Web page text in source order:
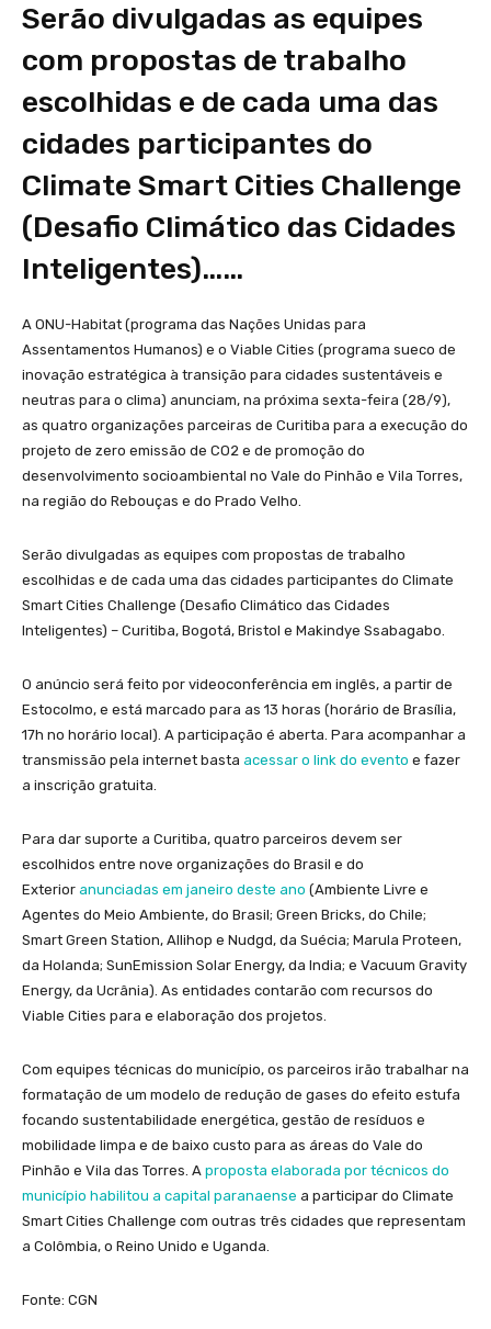
Serão divulgadas as equipes
com propostas de trabalho
escolhidas e de cada uma das
cidades participantes do
Climate Smart Cities Challenge
(Desafio Climático das Cidades
Inteligentes)……
A ONU-Habitat (programa das Nações Unidas para
Assentamentos Humanos) e o Viable Cities (programa sueco de
inovação estratégica à transição para cidades sustentáveis e
neutras para o clima) anunciam, na próxima sexta-feira (28/9),
as quatro organizações parceiras de Curitiba para a execução do
projeto de zero emissão de CO2 e de promoção do
desenvolvimento socioambiental no Vale do Pinhão e Vila Torres,
na região do Rebouças e do Prado Velho.
Serão divulgadas as equipes com propostas de trabalho
escolhidas e de cada uma das cidades participantes do Climate
Smart Cities Challenge (Desafio Climático das Cidades
Inteligentes) – Curitiba, Bogotá, Bristol e Makindye Ssabagabo.
O anúncio será feito por videoconferência em inglês, a partir de
Estocolmo, e está marcado para as 13 horas (horário de Brasília,
17h no horário local). A participação é aberta. Para acompanhar a
transmissão pela internet basta acessar o link do evento e fazer
a inscrição gratuita.
Para dar suporte a Curitiba, quatro parceiros devem ser
escolhidos entre nove organizações do Brasil e do
Exterior anunciadas em janeiro deste ano (Ambiente Livre e
Agentes do Meio Ambiente, do Brasil; Green Bricks, do Chile;
Smart Green Station, Allihop e Nudgd, da Suécia; Marula Proteen,
da Holanda; SunEmission Solar Energy, da India; e Vacuum Gravity
Energy, da Ucrânia). As entidades contarão com recursos do
Viable Cities para e elaboração dos projetos.
Com equipes técnicas do município, os parceiros irão trabalhar na
formatação de um modelo de redução de gases do efeito estufa
focando sustentabilidade energética, gestão de resíduos e
mobilidade limpa e de baixo custo para as áreas do Vale do
Pinhão e Vila das Torres. A proposta elaborada por técnicos do
município habilitou a capital paranaense a participar do Climate
Smart Cities Challenge com outras três cidades que representam
a Colômbia, o Reino Unido e Uganda.
Fonte: CGN